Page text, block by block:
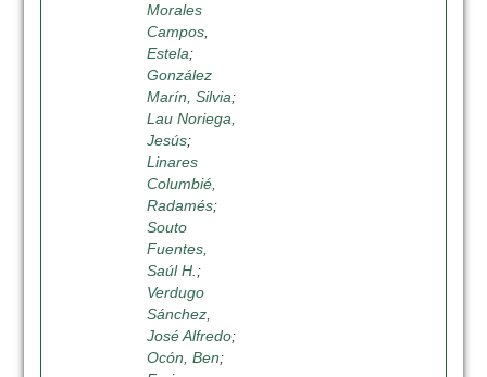
Morales
Campos,
Estela;
González
Marín, Silvia;
Lau Noriega,
Jesús;
Linares
Columbié,
Radamés;
Souto
Fuentes,
Saúl H. ;
Verdugo
Sánchez,
José Alfredo;
Ocón, Ben;